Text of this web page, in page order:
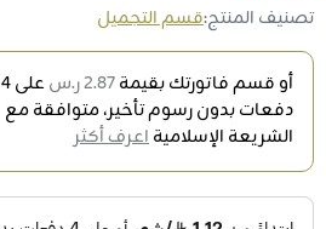
تصنيف المنتج:قسم التجميل
أو قسم فاتورتك بقيمة2.87 ر.س على4
دفعات بدون رسوم تأخير، متوافقة مع
الشريعة الإسلاميةاعرف أكثر